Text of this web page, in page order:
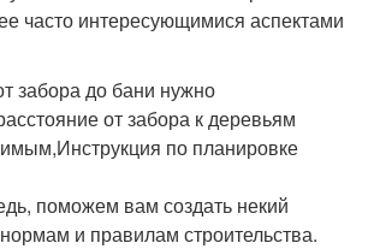
часто интересующимися аспектами
забора до бани нужно
от забора к деревьям
по планировке
поможем вам создать некий
и правилам строительства.